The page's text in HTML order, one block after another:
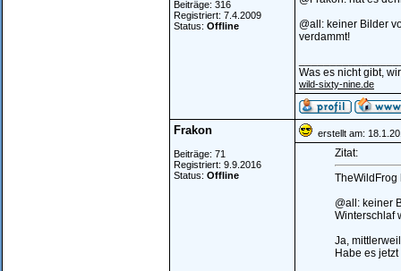
Beiträge: 316
Registriert: 7.4.2009
Status: Offline
@all: keiner Bilder
verdammt!
Was es nicht gibt,
wild-sixty-nine.de
Frakon
Beiträge: 71
Registriert: 9.9.2016
Status: Offline
erstellt am:
Zitat:
TheWildFrog
@all: keiner
Winterschlaf
Ja,
Habe es